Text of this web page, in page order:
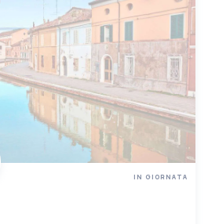
IN GIORNATA